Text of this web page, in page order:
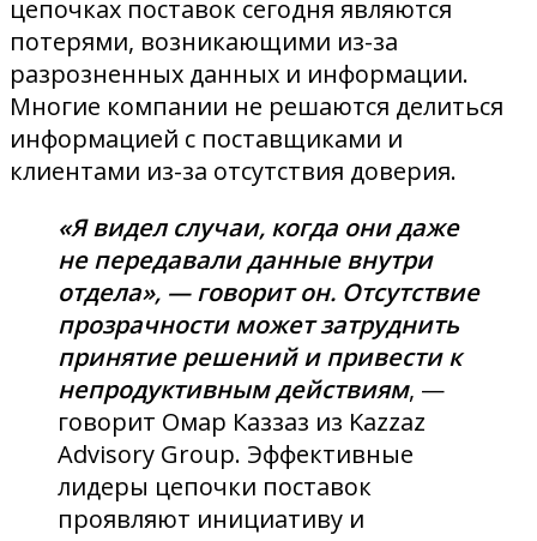
цепочках поставок сегодня являются
потерями, возникающими из-за
разрозненных данных и информации.
Многие компании не решаются делиться
информацией с поставщиками и
клиентами из-за отсутствия доверия.
«Я видел случаи, когда они даже
не передавали данные внутри
отдела», — говорит он. Отсутствие
прозрачности может затруднить
принятие решений и привести к
непродуктивным действиям, —
говорит Омар Каззаз из Kazzaz
Advisory Group. Эффективные
лидеры цепочки поставок
проявляют инициативу и